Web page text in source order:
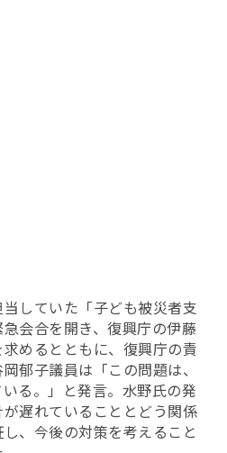
していた「子ども被災者支
会合を開き、復興庁の伊藤
めるとともに、復興庁の責
郁子議員は「この問題は、
る。」と発言。水野氏の発
遅れていることとどう関係
、今後の対策を考えること